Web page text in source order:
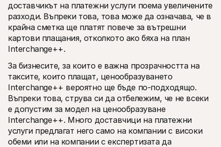
доставчикът на платежни услуги поема увеличените
разходи. Въпреки това, това може да означава, че в
крайна сметка ще платят повече за вътрешни
картови плащания, отколкото ако бяха на план
Interchange++.
За бизнесите, за които е важна прозрачността на
таксите, които плащат, ценообразуването
Interchange++ вероятно ще бъде по-подходящо.
Въпреки това, струва си да отбележим, че не всеки
е допустим за модел на ценообразуване
Interchange++. Много доставчици на платежни
услуги предлагат него само на компании с високи
обеми или на компании с експертизата да